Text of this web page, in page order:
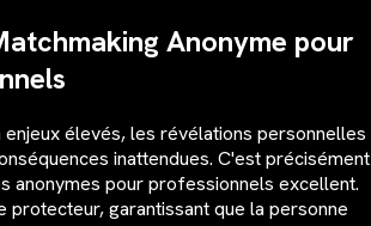
Anonyme pour
enjeux élevés, les révélations personnelles
inattendues. C'est précisément
anonymes pour professionnels excellent.
protecteur, garantissant que la personne